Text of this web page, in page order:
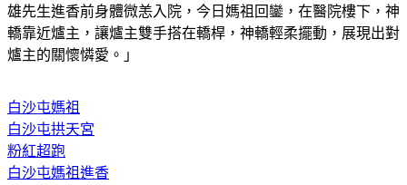
雄先生進香前身體微恙入院，今日媽祖回鑾，在醫院樓下，神
轎靠近爐主，讓爐主雙手搭在轎桿，神轎輕柔擺動，展現出對
爐主的關懷憐愛。」
白沙屯媽祖
白沙屯拱天宮
粉紅超跑
白沙屯媽祖進香